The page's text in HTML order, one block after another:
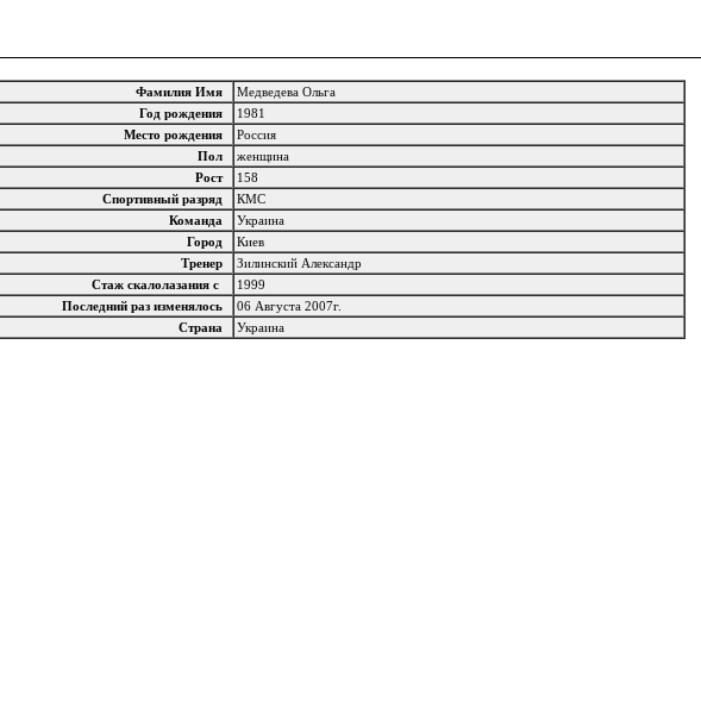
Фамилия Имя
Медведева Ольга
Год рождения
1981
Место рождения
Россия
Пол
женщина
Рост
158
Спортивный разряд
КМС
Команда
Украина
Город
Киев
Тренер
Зилинский Александр
Стаж скалолазания с
1999
Последний раз изменялось
06 Августа 2007г.
Страна
Украина